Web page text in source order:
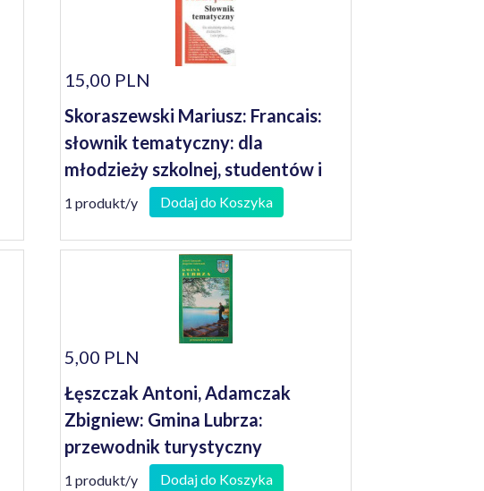
15,00 PLN
Skoraszewski Mariusz: Francais:
słownik tematyczny: dla
młodzieży szkolnej, studentów i
nie tylko...
1 produkt/y Dodaj do Koszyka
5,00 PLN
Łęszczak Antoni, Adamczak
Zbigniew: Gmina Lubrza:
przewodnik turystyczny
1 produkt/y Dodaj do Koszyka